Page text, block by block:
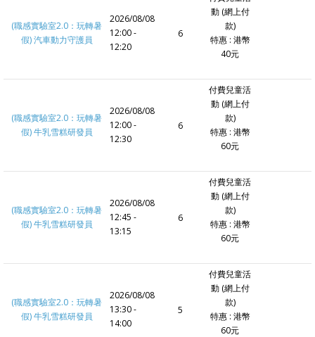
(職感實驗室2.0：玩轉暑
假) 汽車動力守護員
2026/08/08
12:00 -
12:20
6
動 (網上付
款)
特惠 : 港幣
40元
(職感實驗室2.0：玩轉暑
假) 牛乳雪糕研發員
2026/08/08
12:00 -
12:30
6
付費兒童活
動 (網上付
款)
特惠 : 港幣
60元
(職感實驗室2.0：玩轉暑
假) 牛乳雪糕研發員
2026/08/08
12:45 -
13:15
6
付費兒童活
動 (網上付
款)
特惠 : 港幣
60元
(職感實驗室2.0：玩轉暑
假) 牛乳雪糕研發員
2026/08/08
13:30 -
14:00
5
付費兒童活
動 (網上付
款)
特惠 : 港幣
60元